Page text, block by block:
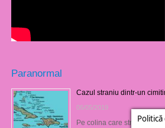
Paranormal
Cazul straniu dintr-un
06/05/2019
Pe colina care străjuieşte